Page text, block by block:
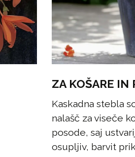
ZA KOŠARE IN
Kaskadna stebla
nalašč za viseče
posode, saj
osupljiv, barvit